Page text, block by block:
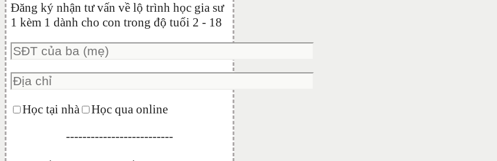
Đăng ký nhận tư vấn về lộ trình học gia sư
1 kèm 1 dành cho con trong độ tuổi 2 - 18
Học tại nhà
Học qua online
--------------------------